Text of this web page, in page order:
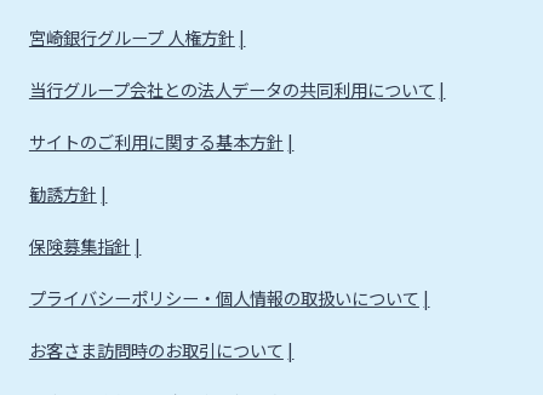
宮崎銀行グループ 人権方針
当行グループ会社との法人データの共同利用について
サイトのご利用に関する基本方針
勧誘方針
保険募集指針
プライバシーポリシー・個人情報の取扱いについて
お客さま訪問時のお取引について